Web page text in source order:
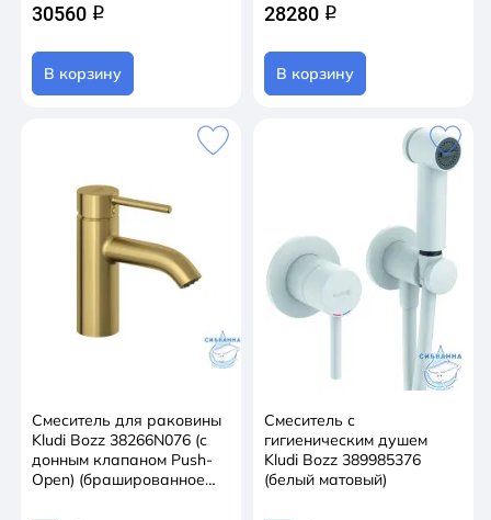
30560 q
В корзину
28280 q
В корзину
Смеситель для раковины
Kludi Bozz 38266N076 (с
донным клапаном Push-
Open) (брашированное
Cмеситель с
гигиеническим душем
Kludi Bozz 389985376
(белый матовый)